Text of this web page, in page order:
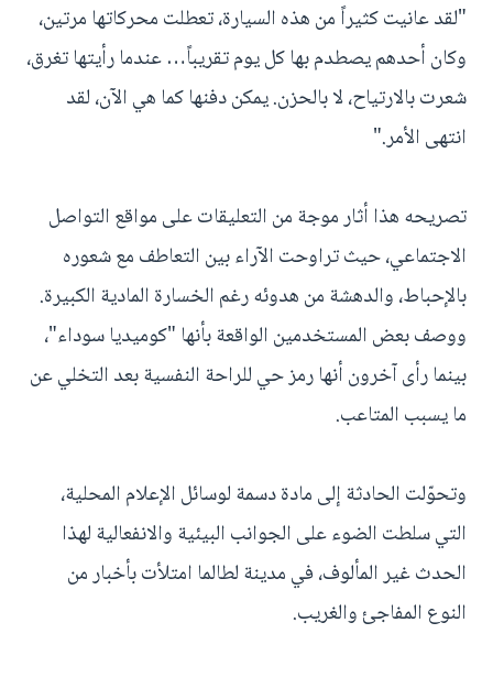
"لقد عانيت كثيراً من هذه السيارة، تعطلت محركاتها مرتين،
وكان أحدهم يصطدم بها كل يوم تقريباً… عندما رأيتها تغرق،
شعرت بالارتياح، لا بالحزن. يمكن دفنها كما هي الآن، لقد
انتهى الأمر."
تصريحه هذا أثار موجة من التعليقات على مواقع التواصل
الاجتماعي، حيث تراوحت الآراء بين التعاطف مع شعوره
بالإحباط، والدهشة من هدوئه رغم الخسارة المادية الكبيرة.
ووصف بعض المستخدمين الواقعة بأنها "كوميديا سوداء"،
بينما رأى آخرون أنها رمز حي للراحة النفسية بعد التخلي عن
ما يسبب المتاعب.
وتحوّلت الحادثة إلى مادة دسمة لوسائل الإعلام المحلية،
التي سلطت الضوء على الجوانب البيئية والانفعالية لهذا
الحدث غير المألوف، في مدينة لطالما امتلأت بأخبار من
النوع المفاجئ والغريب.